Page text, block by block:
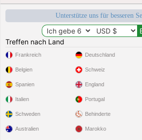
Unterstütze uns für besseren
Treffen nach Land
Frankreich
Belgien
Spanien
Italien
Schweden
Deutschland
Schweiz
England
Portugal
Behinderte
Australien Marokko